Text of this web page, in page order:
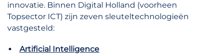
innovatie. Binnen Digital Holland (voorheen
Topsector ICT) zijn zeven sleuteltechnologieën
vastgesteld:
Artificial Intelligence